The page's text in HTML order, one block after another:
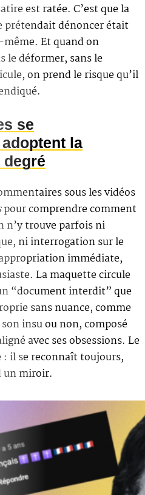
est ratée. C’est que la
prétendait dénoncer était
même. Et quand on
le déformer, sans le
on prend le risque qu’il
se
la
sous les vidéos
pour comprendre comment
n’y trouve parfois ni
ni interrogation sur le
immédiate,
La maquette circule
“document interdit” que
sans nuance, comme
insu ou non, composé
avec ses obsessions. Le
: il se reconnaît toujours,
un miroir.